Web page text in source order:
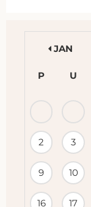
KALENDÁR
PODUJATÍ
JAN
P U
2 3
9 10
16 17